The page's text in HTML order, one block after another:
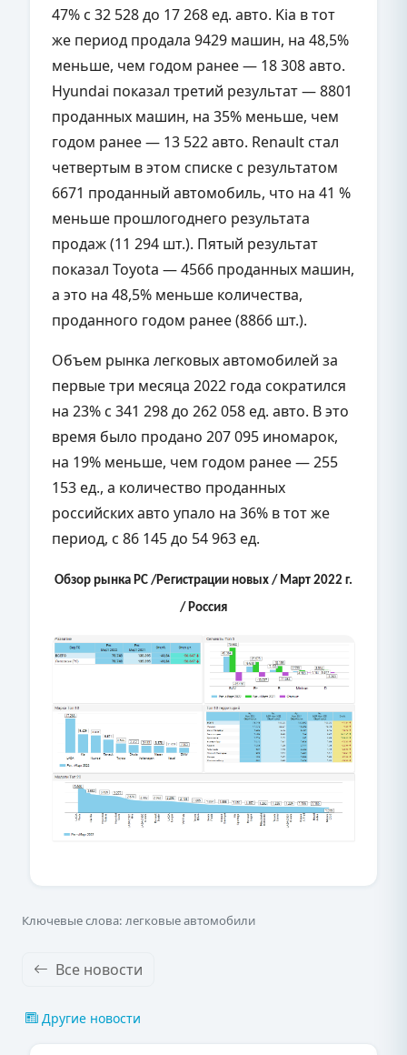
47% с 32 528 до 17 268 ед. авто. Kia в тот
же период продала 9429 машин, на 48,5%
меньше, чем годом ранее — 18 308 авто.
Hyundai показал третий результат — 8801
проданных машин, на 35% меньше, чем
годом ранее — 13 522 авто. Renault стал
четвертым в этом списке с результатом
6671 проданный автомобиль, что на 41 %
меньше прошлогоднего результата
продаж (11 294 шт.). Пятый результат
показал Toyota — 4566 проданных машин,
а это на 48,5% меньше количества,
проданного годом ранее (8866 шт.).
Объем рынка легковых автомобилей за
первые три месяца 2022 года сократился
на 23% с 341 298 до 262 058 ед. авто. В это
время было продано 207 095 иномарок,
на 19% меньше, чем годом ранее — 255
153 ед., а количество проданных
российских авто упало на 36% в тот же
период, с 86 145 до 54 963 ед.
Обзор рынка PC /Регистрации новых / Март 2022 г.
/ Россия
Ключевые слова: легковые автомобили
Все новости
Другие новости